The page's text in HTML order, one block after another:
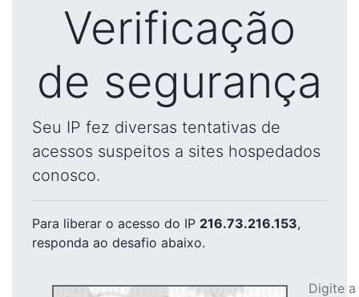
Verificação
de segurança
Seu IP fez diversas tentativas de
acessos suspeitos a sites hospedados
conosco.
Para liberar o acesso do IP 216.73.216.153,
responda ao desafio abaixo.
Digite